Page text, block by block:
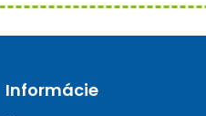
Informácie